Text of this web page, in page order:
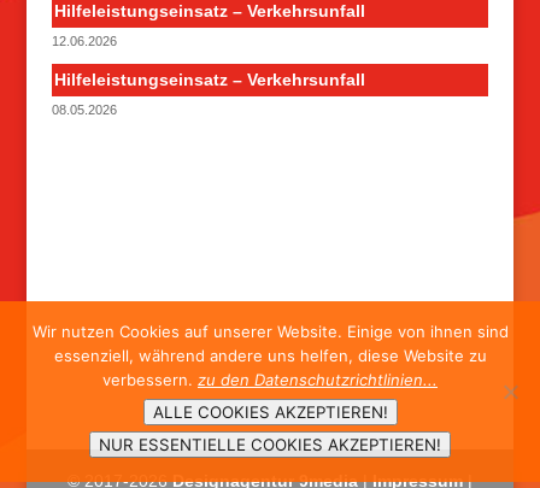
Hilfeleistungseinsatz – Verkehrsunfall
12.06.2026
Hilfeleistungseinsatz – Verkehrsunfall
08.05.2026
© 2017-2026 Designagentur 9media|Impressum|
Wir nutzen Cookies auf unserer Website. Einige von ihnen sind
essenziell, während andere uns helfen, diese Website zu
verbessern. zu den Datenschutzrichtlinien...
ALLE COOKIES AKZEPTIEREN!
NUR ESSENTIELLE COOKIES AKZEPTIEREN!